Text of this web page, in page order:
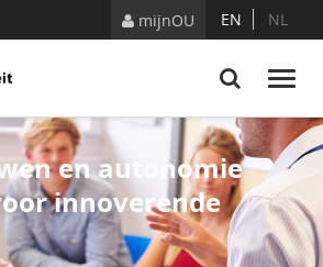
mijnOU EN NL
en autonomie
innoverende